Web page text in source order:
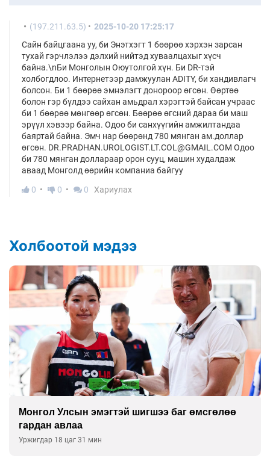
(197.211.63.5)
2025-10-20 17:25:17
Сайн байцгаана уу, би Энэтхэгт 1 бөөрөө хэрхэн зарсан
тухай гэрчлэлээ дэлхий нийтэд хуваалцахыг хүсч
байна.\nБи Монголын Оюутолгой хүн. Би DR-тэй
холбогдлоо. Интернетээр дамжуулан ADITY, би хандивлагч
болсон. Би 1 бөөрөө эмнэлэгт донороор өгсөн. Өөртөө
болон гэр бүлдээ сайхан амьдрал хэрэгтэй байсан учраас
би 1 бөөрөө мөнгөөр өгсөн. Бөөрөө өгсний дараа би маш
эрүүл хэвээр байна. Одоо би санхүүгийн амжилтандаа
баяртай байна. Эмч нар бөөрөнд 780 мянган ам.доллар
өгсөн. DR.PRADHAN.UROLOGIST.LT.COL@GMAIL.COM Одоо
би 780 мянган доллараар орон сууц, машин худалдаж
аваад Монголд өөрийн компаниа байгуу
0
0 0 Хариулах
Холбоотой мэдээ
Монгол Улсын эмэгтэй шигшээ баг өмсгөлөө
гардан авлаа
Уржигдар 18 цаг 31 мин